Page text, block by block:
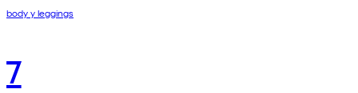
body y leggings
7